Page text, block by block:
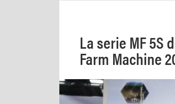
La serie MF 5S
Farm Machine